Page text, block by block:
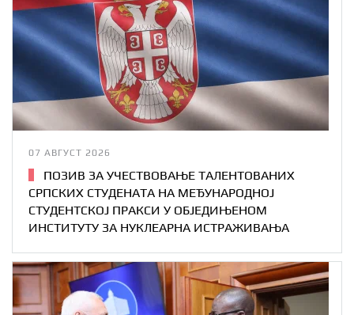
07 АВГУСТ 2026
ПОЗИВ ЗА УЧЕСТВОВАЊЕ ТАЛЕНТОВАНИХ
СРПСКИХ СТУДЕНАТА НА МЕЂУНАРОДНОЈ
СТУДЕНТСКОЈ ПРАКСИ У ОБЈЕДИЊЕНОМ
ИНСТИТУТУ ЗА НУКЛЕАРНА ИСТРАЖИВАЊА